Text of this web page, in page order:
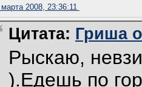
2008, 23:36:11
Цитата: Гриша
Рыскаю,
).Едешь по